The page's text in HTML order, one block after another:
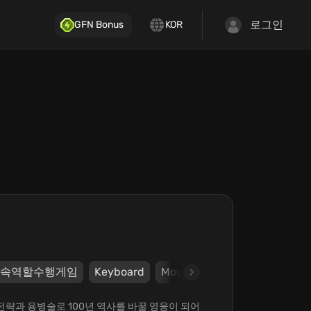
GFN Bonus KOR 로그인
역할수행게임 Keyboard Mouse
과 용병술로 100년 역사를 바꿀 영웅이 되어